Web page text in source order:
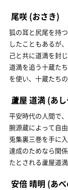
尾咲 (おさき)
狐の耳と尻尾を持
したこともあるが
己と共に道満を封
道満を追う十蔵た
を使い、十蔵たち
蘆屋 道満 (あ
平安時代の人間で
腕源蔵によって自
兎集裏三巻を手に
達成のためなら関
たとされる蘆屋道満
安倍 晴明 (あ